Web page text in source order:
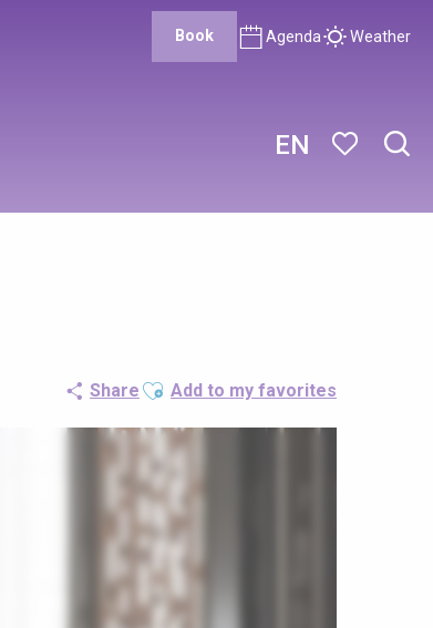
EN
Book Agenda Weather
Share Ajouter aux favoris
Add to my favorites